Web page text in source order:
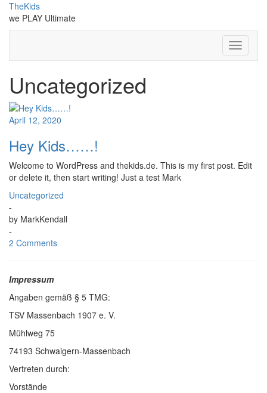
Skip
content
TheKids
we PLAY Ultimate
Toggle
Uncategorized
April 12, 2020
Hey Kids……!
Welcome to WordPress and thekids.de. This is my first post. Edit
or delete it, then start writing! Just a test Mark
Uncategorized
-
by MarkKendall
-
2 Comments
Impressum
Angaben gemäß § 5 TMG:
TSV Massenbach 1907 e. V.
Mühlweg 75
74193 Schwaigern-Massenbach
Vertreten durch:
Vorstände